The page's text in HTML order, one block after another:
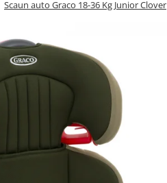
Scaun auto Graco 18-36 Kg Junior Clover